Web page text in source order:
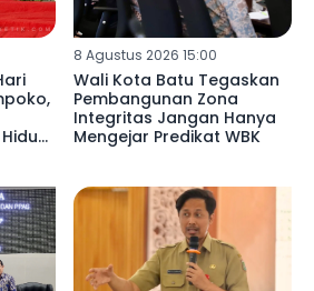
8 Agustus 2026 15:00
Wali Kota Batu Tegaskan
Pembangunan Zona
Integritas Jangan Hanya
Mengejar Predikat WBK